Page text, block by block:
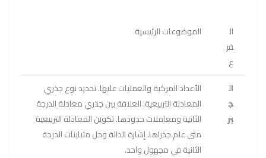
ال
فر
ع
الموضوعات الرئيسية
ال
ج
بر
الأعداد المركبة والعمليات عليها. تحديد نوع جذري
المعادلة التربيعية. العلاقة بين جذري معادلة الدرجة
الثانية ومعاملات حدودها. تكوين المعادلة التربيعية
متى علم جذراها. إشارة الدالة وحل متباينات الدرجة
الثانية في مجهول واحد.